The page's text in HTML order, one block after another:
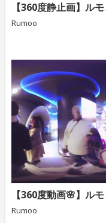
【360度静止画】ル
Rumoo
Rumoo